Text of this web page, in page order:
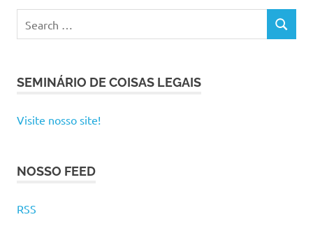
SEMINÁRIO DE COISAS LEGAIS
Visite nosso site!
NOSSO FEED
RSS